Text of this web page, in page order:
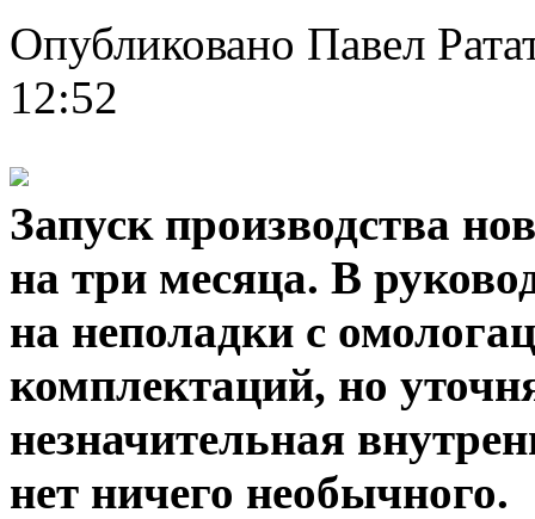
Опубликовано Павел
12:52
Запуск производства
на три месяца. В
на неполадки с
комплектаций, но
незначительная
нет ничего необычного.